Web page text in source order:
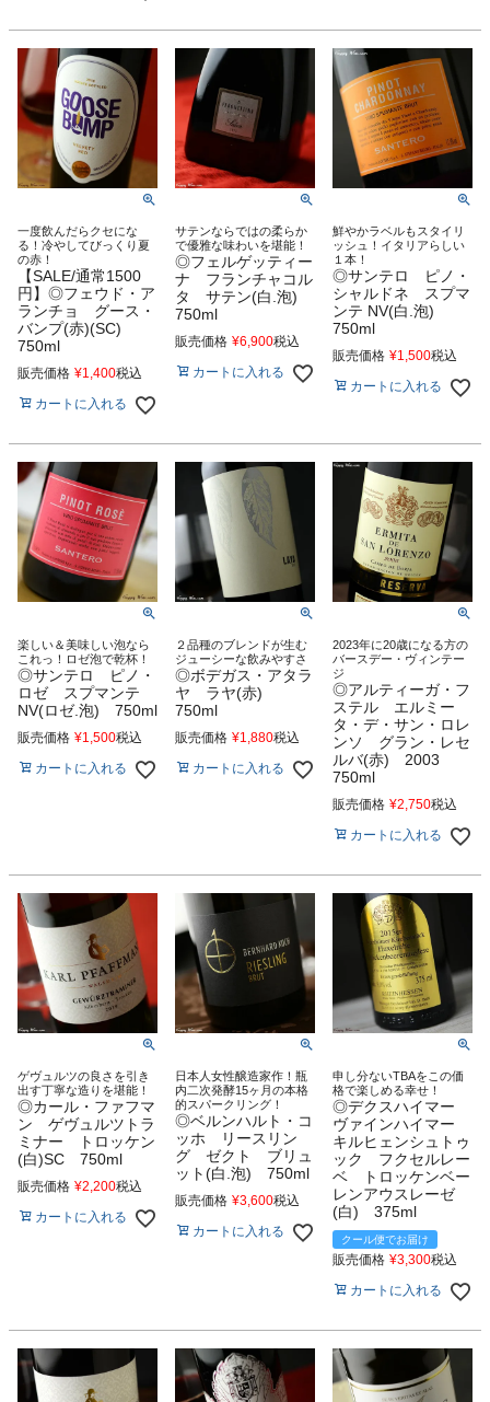
一度飲んだらクセにな
る！冷やしてびっくり夏
の赤！
【SALE/通常1500
円】◎フェウド・ア
ランチョ グース・
バンプ(赤)(SC)
750ml
販売価格 ¥1,400税込
カートに入れる
サテンならではの柔らか
で優雅な味わいを堪能！
◎フェルゲッティー
ナ フランチャコル
タ サテン(白.泡)
750ml
販売価格 ¥6,900税込
カートに入れる
鮮やかラベルもスタイリ
ッシュ！イタリアらしい
１本！
◎サンテロ ピノ・
シャルドネ スプマ
ンテ NV(白.泡)
750ml
販売価格 ¥1,500税込
カートに入れる
楽しい＆美味しい泡なら
これっ！ロゼ泡で乾杯！
◎サンテロ ピノ・
ロゼ スプマンテ
NV(ロゼ.泡) 750ml
販売価格 ¥1,500税込
カートに入れる
２品種のブレンドが生む
ジューシーな飲みやすさ
◎ボデガス・アタラ
ヤ ラヤ(赤)
750ml
販売価格 ¥1,880税込
カートに入れる
2023年に20歳になる方の
バースデー・ヴィンテー
ジ
◎アルティーガ・フ
ステル エルミー
タ・デ・サン・ロレ
ンソ グラン・レセ
ルバ(赤) 2003
750ml
販売価格 ¥2,750税込
カートに入れる
ゲヴュルツの良さを引き
出す丁寧な造りを堪能！
◎カール・ファフマ
ン ゲヴュルツトラ
ミナー トロッケン
(白)SC 750ml
販売価格 ¥2,200税込
カートに入れる
日本人女性醸造家作！瓶
内二次発酵15ヶ月の本格
的スパークリング！
◎ベルンハルト・コ
ッホ リースリン
グ ゼクト ブリュ
ット(白.泡) 750ml
販売価格 ¥3,600税込
カートに入れる
申し分ないTBAをこの価
格で楽しめる幸せ！
◎デクスハイマー
ヴァインハイマー
キルヒェンシュトゥ
ック フクセルレー
ベ トロッケンベー
レンアウスレーゼ
(白) 375ml
クール便でお届け
販売価格 ¥3,300税込
カートに入れる